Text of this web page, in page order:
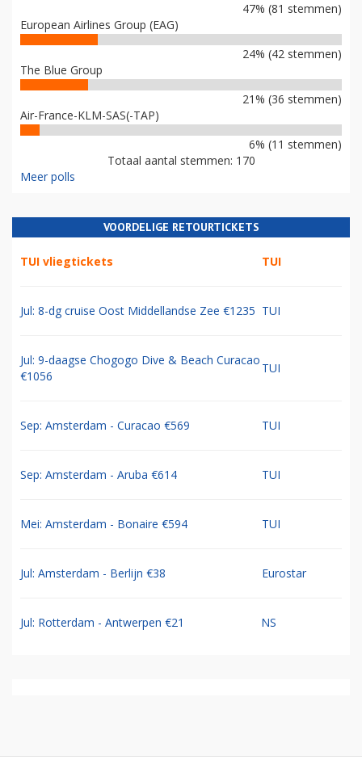
47% (81 stemmen)
European Airlines Group (EAG)
24% (42 stemmen)
The Blue Group
21% (36 stemmen)
Air-France-KLM-SAS(-TAP)
6% (11 stemmen)
Totaal aantal stemmen: 170
Meer polls
VOORDELIGE RETOURTICKETS
TUI vliegtickets TUI
Jul: 8-dg cruise Oost Middellandse Zee €1235 TUI
Jul: 9-daagse Chogogo Dive & Beach Curacao
€1056
TUI
Sep: Amsterdam - Curacao €569 TUI
Sep: Amsterdam - Aruba €614 TUI
Mei: Amsterdam - Bonaire €594 TUI
Jul: Amsterdam - Berlijn €38 Eurostar
Jul: Rotterdam - Antwerpen €21 NS